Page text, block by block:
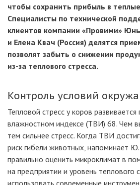
чтобы сохранить прибыль в
Специалисты по технической
клиентов компании «Провими»
и Елена Квач (Россия) делятся
позволят забыть о снижении
из-за теплового стресса.
Контроль условий
Тепловой стресс у коров
влажностном индексе (ТВИ) 68. Чем
тем сильнее стресс. Когда ТВИ
риск гибели животных, напоминает
правильно оценить микроклимат в
на предприятии и уровень теплового
использовать современные